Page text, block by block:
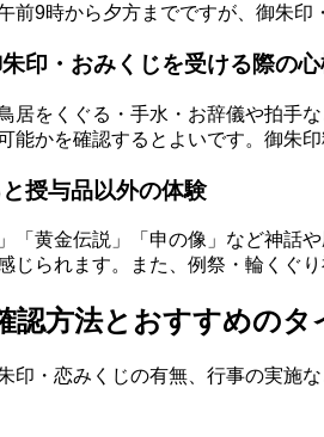
前9時から夕方までですが、御朱
印・おみくじを受ける際の心
居をくぐる・手水・お辞儀や拍手
能かを確認するとよいです。御朱印
授与品以外の体験
「黄金伝説」「申の像」など神話
じられます。また、例祭・輪くぐ
認方法とおすすめのタ
印・恋みくじの有無、行事の実施